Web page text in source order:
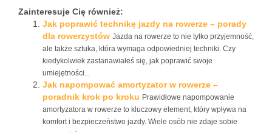
Zainteresuje Cię również:
Jak poprawić technikę jazdy na rowerze – porady
dla rowerzystów Jazda na rowerze to nie tylko przyjemność,
ale także sztuka, która wymaga odpowiedniej techniki. Czy
kiedykolwiek zastanawiałeś się, jak poprawić swoje
umiejętności...
Jak napompować amortyzator w rowerze –
poradnik krok po kroku Prawidłowe napompowanie
amortyzatora w rowerze to kluczowy element, który wpływa na
komfort i bezpieczeństwo jazdy. Wiele osób nie zdaje sobie